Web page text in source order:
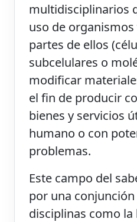
multidisciplinarios
uso de
partes de ellos
subcelulares o
modificar
el fin de producir
bienes y servicios
humano o con
problemas.
Este campo del
por una
disciplinas como